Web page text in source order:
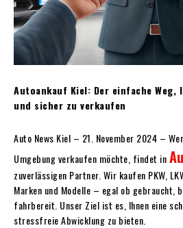
Autoankauf Kiel: Der einfache Weg,
und sicher zu verkaufen
Auto News Kiel – 21. November 2024 –
Umgebung verkaufen möchte, findet in
zuverlässigen Partner. Wir kaufen PKW,
Marken und Modelle – egal ob gebraucht,
fahrbereit. Unser Ziel ist es, Ihnen eine
stressfreie Abwicklung zu bieten.